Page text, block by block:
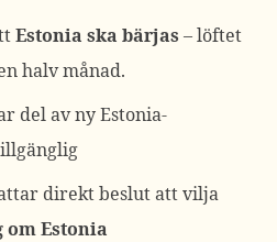
Estonia ska bärjas – löftet
halv månad.
del av ny Estonia-
direkt beslut att vilja
Estonia